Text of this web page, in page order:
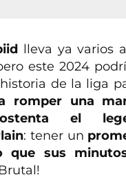
lleva ya varios
este 2024
de la liga
romper una
el
: tener un
que sus